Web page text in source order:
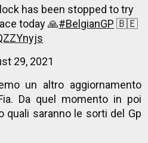
has been stopped to try
today 🙏#BelgianGP 🇧🇪
29, 2021
un altro aggiornamento
Da quel momento in poi
quali saranno le sorti del Gp